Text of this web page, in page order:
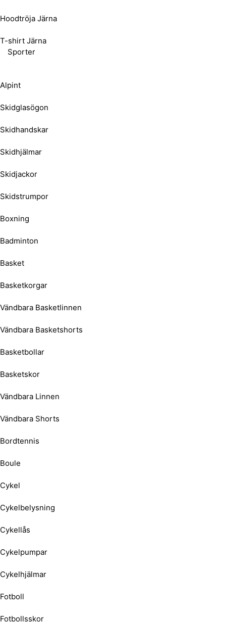
Hoodtröja Järna
T-shirt Järna
Sporter
Alpint
Skidglasögon
Skidhandskar
Skidhjälmar
Skidjackor
Skidstrumpor
Boxning
Badminton
Basket
Basketkorgar
Vändbara Basketlinnen
Vändbara Basketshorts
Basketbollar
Basketskor
Vändbara Linnen
Vändbara Shorts
Bordtennis
Boule
Cykel
Cykelbelysning
Cykellås
Cykelpumpar
Cykelhjälmar
Fotboll
Fotbollsskor